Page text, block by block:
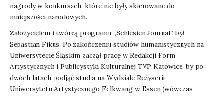
nagrody w konkursach, które nie były skierowane do
mniejszości narodowych.
Założycielem i twórcą programu „Schlesien Journal” był
Sebastian Fikus. Po zakończeniu studiów humanistycznych na
Uniwersytecie Śląskim zaczął pracę w Redakcji Form
Artystycznych i Publicystyki Kulturalnej TVP Katowice, by po
dwóch latach podjąć studia na Wydziale Reżyserii
Uniwersytetu Artystycznego Folkwang w Essen (wówczas